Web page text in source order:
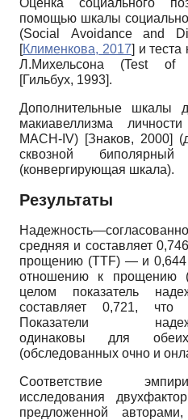
Оценка социального
помощью шкалы
(Social Avoidance and
[Клименкова, 2017] и
Л.Михельсона (Test of
[Гильбух, 1993].
Дополнительные шкалы
макиавеллизма
MACH- IV) [Знаков, 2000]
сквозной
(конвергирующая шкала).
Результаты
средняя и составляет
прощению (TTF) — и 0,644
отношению к прощению
целом показатель
составляет 0,721, что
Показатели
одинаковы для
(обследованных очно и
Соответствие
исследования
предложенной